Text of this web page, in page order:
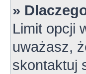
»
Limit opcji
uważasz,
skontaktuj